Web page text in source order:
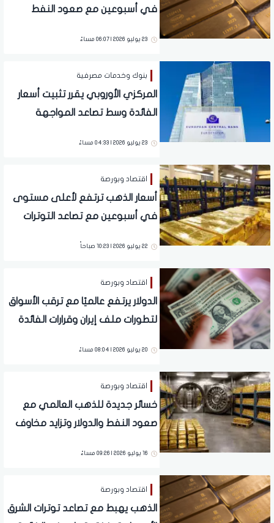
في أسبوعين مع صعود النفط
23 يوليو 2026 | 06:07 مساءً
بنوك وخدمات مصرفية
المركزي الأوروبي يقرر تثبيت أسعار
الفائدة وسط تصاعد المواجهة
23 يوليو 2026 | 04:33 مساءً
اقتصاد وبورصة
أسعار الذهب ترتفع لأعلى مستوى
في أسبوعين مع تصاعد التوترات
الأمريكية
22 يوليو 2026 | 10:23 صباحاً
اقتصاد وبورصة
الدولار يرتفع عالميًا مع ترقب الأسواق
لتطورات ملف إيران وقرارات الفائدة
20 يوليو 2026 | 08:04 مساءً
اقتصاد وبورصة
خسائر جديدة للذهب العالمي مع
صعود النفط والدولار وتزايد مخاوف
16 يوليو 2026 | 09:26 مساءً
اقتصاد وبورصة
الذهب يهبط مع تصاعد توترات الشرق